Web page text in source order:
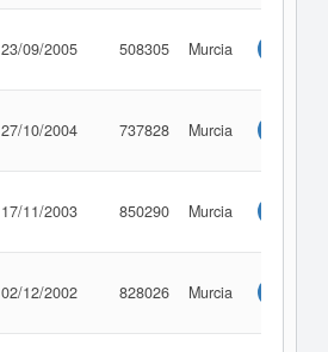
23/09/2005 508305 Murcia
27/10/2004 737828 Murcia
17/11/2003 850290 Murcia
02/12/2002 828026 Murcia